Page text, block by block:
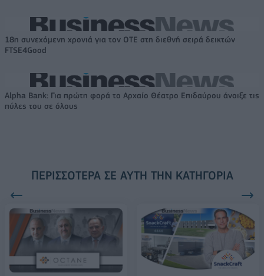
18η συνεχόμενη χρονιά για τον ΟΤΕ στη διεθνή σειρά δεικτών
FTSE4Good
Alpha Bank: Για πρώτη φορά το Αρχαίο Θέατρο Επιδαύρου άνοιξε τις
πύλες του σε όλους
ΠΕΡΙΣΣΌΤΕΡΑ ΣΕ ΑΥΤΉ ΤΗΝ ΚΑΤΗΓΟΡΊΑ